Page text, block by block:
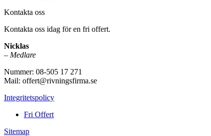
Kontakta oss
Kontakta oss idag för en fri offert.
Nicklas
– Medlare
Nummer: 08-505 17 271
Mail: offert@rivningsfirma.se
Integritetspolicy
Fri Offert
Sitemap